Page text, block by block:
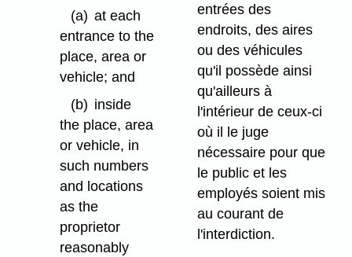
(a) at each
entrance to the
place, area or
vehicle; and
(b) inside
the place, area
or vehicle, in
such numbers
and locations
as the
proprietor
reasonably
entrées des
endroits, des aires
ou des véhicules
qu'il possède ainsi
qu'ailleurs à
l'intérieur de ceux-ci
où il le juge
nécessaire pour que
le public et les
employés soient mis
au courant de
l'interdiction.